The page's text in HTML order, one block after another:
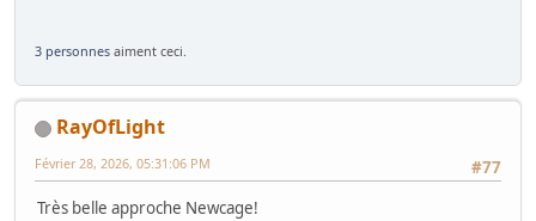
3 personnes aiment ceci.
RayOfLight
#77
Février 28, 2026, 05:31:06 PM
Très belle approche Newcage!